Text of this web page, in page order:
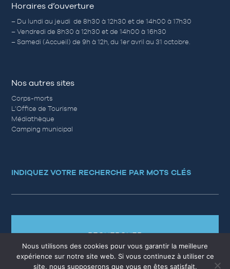
Horaires d’ouverture
– Du lundi au jeudi de 8h30 à 12h30 et de 14h00 à 17h30
– Vendredi de 8h30 à 12h30 et de 14h00 à 16h30
– Samedi (Accueil) de 9h à 12h, du 1er avril au 31 octobre.
Nos autres sites
Corps-morts
L’Office de Tourisme
Médiathèque
Camping municipal
INDIQUEZ VOTRE RECHERCHE PAR MOTS CLÉS
RECHERCHER
Nous utilisons des cookies pour vous garantir la meilleure
expérience sur notre site web. Si vous continuez à utiliser ce
site, nous supposerons que vous en êtes satisfait.